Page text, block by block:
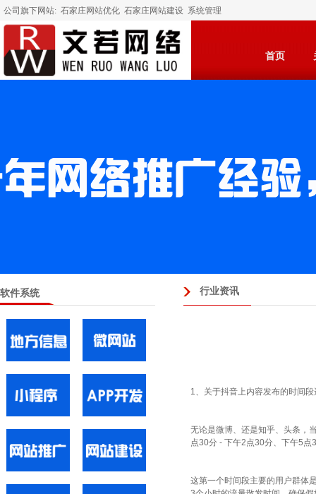
公司旗下网站: 石家庄网站优化 石家庄网站建设 系统管理
首页
软件系统 行业资讯
1、关于抖音上内容发布的时间段
无论是微博、还是知乎、头条，
点30分 - 下午2点30分、下午5点
这第一个时间段主要的用户群体